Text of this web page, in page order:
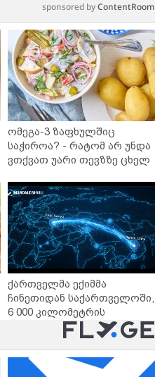
sponsored byContentRoom
ომეგა-3 ზაფხულშიც
საჭიროა? - რატომ არ უნდა
ვთქვათ უარი თევზზე ცხელ
ქართველმა ექიმმა
ჩინეთიდან საქართველოში,
6 000 კილომეტრის
დაშორებით,
ტელერობოტული ოპერაცია
ჩაატარა - ისტორია
დაწერილია